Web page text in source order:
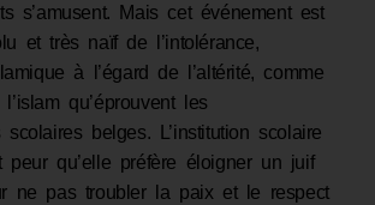
s’amusent. Mais cet événement est
et très naïf de l’intolérance,
à l’égard de l’altérité, comme
qu’éprouvent les
scolaires belges. L’institution scolaire
peur qu’elle préfère éloigner un juif
ne pas troubler la paix et le respect